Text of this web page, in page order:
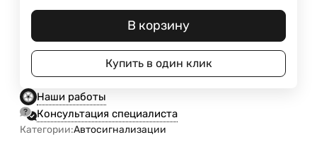
В корзину
Купить в один клик
Наши работы
Консультация специалиста
Категории:Автосигнализации